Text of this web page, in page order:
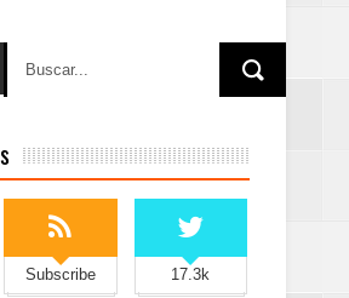
Subscribe 17.3k